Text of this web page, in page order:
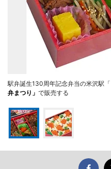
駅弁誕生130周年記念弁当の米沢駅
弁まつり」 で販売する